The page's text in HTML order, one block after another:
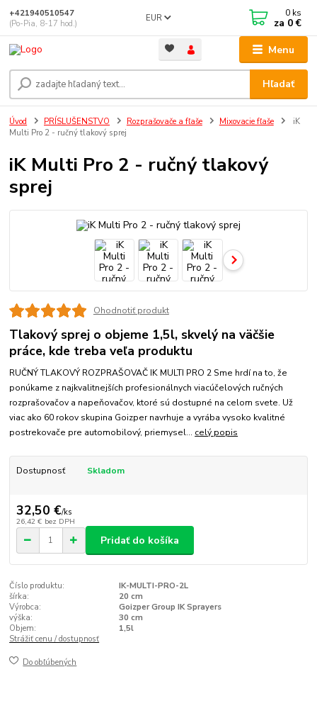
Menu
EUR
Hľadať
+421940510547
(Po-Pia, 8-17 hod.)
0 ks
za 0 €
Úvod PRÍSLUŠENSTVO Rozprašovače a fľaše Mixovacie fľaše
iK
Multi Pro 2 - ručný tlakový sprej
iK Multi Pro 2 - ručný tlakový
sprej
Ohodnotiť produkt
Tlakový sprej o objeme 1,5l, skvelý na väčšie
práce, kde treba veľa produktu
RUČNÝ TLAKOVÝ ROZPRAŠOVAČ IK MULTI PRO 2 Sme hrdí na to, že
ponúkame z najkvalitnejších profesionálnych viacúčelových ručných
rozprašovačov a napeňovačov, ktoré sú dostupné na celom svete. Už
viac ako 60 rokov skupina Goizper navrhuje a vyrába vysoko kvalitné
postrekovače pre automobilový, priemysel... celý popis
Dostupnosť Skladom
32,50 €/ks
26,42 € bez DPH
Pridať do košíka
Číslo produktu:
IK-MULTI-PRO-2L
šírka:
20 cm
Výrobca:
Goizper Group IK Sprayers
výška:
30 cm
Objem:
1,5l
Strážiť cenu / dostupnosť
Do obľúbených